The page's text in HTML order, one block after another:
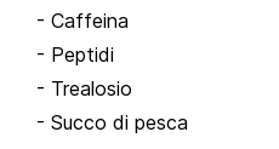
- Caffeina
- Peptidi
- Trealosio
- Succo di pesca